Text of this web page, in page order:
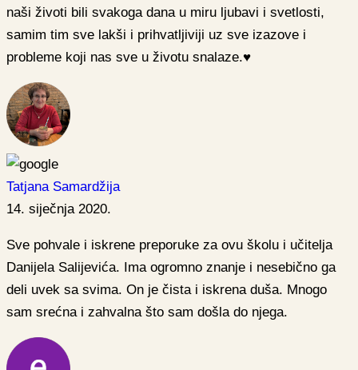
naši životi bili svakoga dana u miru ljubavi i svetlosti,
samim tim sve lakši i prihvatljiviji uz sve izazove i
probleme koji nas sve u životu snalaze.♥️
Tatjana Samardžija
14. siječnja 2020.
Sve pohvale i iskrene preporuke za ovu školu i učitelja
Danijela Salijevića. Ima ogromno znanje i nesebično ga
deli uvek sa svima. On je čista i iskrena duša. Mnogo
sam srećna i zahvalna što sam došla do njega.